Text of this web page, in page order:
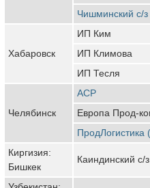
Чишминский с/з
Хабаровск
ИП Ким
ИП Климова
ИП Тесля
Челябинск
АСР
Европа Прод-
ПродЛогистика
Киргизия:
Бишкек
Каиндинский с/з